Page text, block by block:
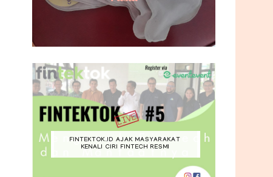
FINTEKTOK.ID AJAK MASYARAKAT
KENALI CIRI FINTECH RESMI